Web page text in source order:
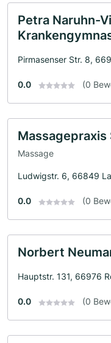
Petra Naruhn-
Pirmasenser Str. 8,
0.0 (0
Massagepraxis
Massage
Ludwigstr. 6, 66849
0.0 (0
Norbert
Hauptstr. 131, 66976
0.0 (0